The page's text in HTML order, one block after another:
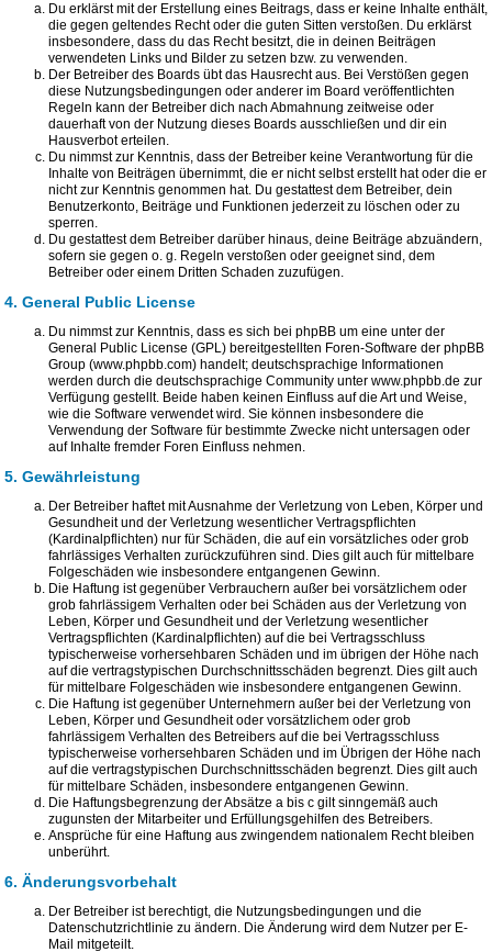
Du erklärst mit der Erstellung eines Beitrags, dass er keine Inhalte enthält,
die gegen geltendes Recht oder die guten Sitten verstoßen. Du erklärst
insbesondere, dass du das Recht besitzt, die in deinen Beiträgen
verwendeten Links und Bilder zu setzen bzw. zu verwenden.
Der Betreiber des Boards übt das Hausrecht aus. Bei Verstößen gegen
diese Nutzungsbedingungen oder anderer im Board veröffentlichten
Regeln kann der Betreiber dich nach Abmahnung zeitweise oder
dauerhaft von der Nutzung dieses Boards ausschließen und dir ein
Hausverbot erteilen.
Du nimmst zur Kenntnis, dass der Betreiber keine Verantwortung für die
Inhalte von Beiträgen übernimmt, die er nicht selbst erstellt hat oder die er
nicht zur Kenntnis genommen hat. Du gestattest dem Betreiber, dein
Benutzerkonto, Beiträge und Funktionen jederzeit zu löschen oder zu
sperren.
Du gestattest dem Betreiber darüber hinaus, deine Beiträge abzuändern,
sofern sie gegen o. g. Regeln verstoßen oder geeignet sind, dem
Betreiber oder einem Dritten Schaden zuzufügen.
4. General Public License
Du nimmst zur Kenntnis, dass es sich bei phpBB um eine unter der
General Public License (GPL) bereitgestellten Foren-Software der phpBB
Group (www.phpbb.com) handelt; deutschsprachige Informationen
werden durch die deutschsprachige Community unter www.phpbb.de zur
Verfügung gestellt. Beide haben keinen Einfluss auf die Art und Weise,
wie die Software verwendet wird. Sie können insbesondere die
Verwendung der Software für bestimmte Zwecke nicht untersagen oder
auf Inhalte fremder Foren Einfluss nehmen.
5. Gewährleistung
Der Betreiber haftet mit Ausnahme der Verletzung von Leben, Körper und
Gesundheit und der Verletzung wesentlicher Vertragspflichten
(Kardinalpflichten) nur für Schäden, die auf ein vorsätzliches oder grob
fahrlässiges Verhalten zurückzuführen sind. Dies gilt auch für mittelbare
Folgeschäden wie insbesondere entgangenen Gewinn.
Die Haftung ist gegenüber Verbrauchern außer bei vorsätzlichem oder
grob fahrlässigem Verhalten oder bei Schäden aus der Verletzung von
Leben, Körper und Gesundheit und der Verletzung wesentlicher
Vertragspflichten (Kardinalpflichten) auf die bei Vertragsschluss
typischerweise vorhersehbaren Schäden und im übrigen der Höhe nach
auf die vertragstypischen Durchschnittsschäden begrenzt. Dies gilt auch
für mittelbare Folgeschäden wie insbesondere entgangenen Gewinn.
Die Haftung ist gegenüber Unternehmern außer bei der Verletzung von
Leben, Körper und Gesundheit oder vorsätzlichem oder grob
fahrlässigem Verhalten des Betreibers auf die bei Vertragsschluss
typischerweise vorhersehbaren Schäden und im Übrigen der Höhe nach
auf die vertragstypischen Durchschnittsschäden begrenzt. Dies gilt auch
für mittelbare Schäden, insbesondere entgangenen Gewinn.
Die Haftungsbegrenzung der Absätze a bis c gilt sinngemäß auch
zugunsten der Mitarbeiter und Erfüllungsgehilfen des Betreibers.
Ansprüche für eine Haftung aus zwingendem nationalem Recht bleiben
unberührt.
6. Änderungsvorbehalt
Der Betreiber ist berechtigt, die Nutzungsbedingungen und die
Datenschutzrichtlinie zu ändern. Die Änderung wird dem Nutzer per E-
Mail mitgeteilt.